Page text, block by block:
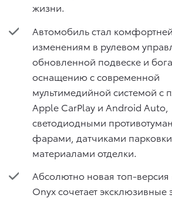
жизни.
Автомобиль стал
изменениям в рулевом
обновленной подвеске и
оснащению с современной
мультимедийной системой с
Apple CarPlay и Android Auto,
светодиодными
фарами, датчиками
материалами отделки.
Абсолютно новая топ-версия
Onyx сочетает эксклюзивные